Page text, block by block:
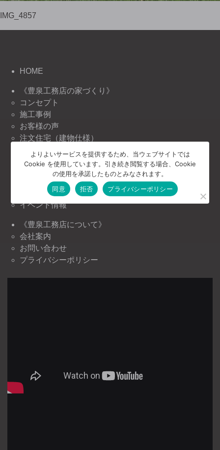
IMG_4857
HOME
《豊泉工務店の家づくり》
コンセプト
施工事例
お客様の声
注文住宅（建物仕様）
リノベーション（建物仕様）
リフォーム（建物仕様）
《豊泉工務店の情報》
ニュース＆トピックス
イベント情報
《豊泉工務店について》
会社案内
お問い合わせ
プライバシーポリシー
よりよいサービスを提供するため、当ウェブサイトでは
Cookie を使用しています。引き続き閲覧する場合、Cookie
の使用を承諾したものとみなされます。
同意
拒否 プライバシーポリシー